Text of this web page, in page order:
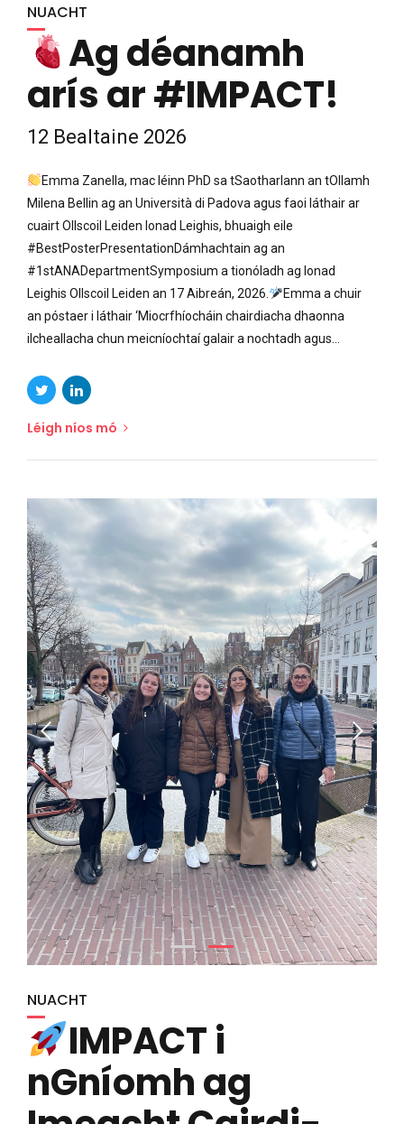
NUACHT
Ag déanamh
arís ar #IMPACT!
12 Bealtaine 2026
Emma Zanella, mac léinn PhD sa tSaotharlann an tOllamh
Milena Bellin ag an Università di Padova agus faoi láthair ar
cuairt Ollscoil Leiden Ionad Leighis, bhuaigh eile
#BestPosterPresentationDámhachtain ag an
#1stANADepartmentSymposium a tionóladh ag Ionad
Leighis Ollscoil Leiden an 17 Aibreán, 2026.
Emma a chuir
an póstaer i láthair ‘Miocrfhíocháin chairdiacha dhaonna
ilcheallacha chun meicníochtaí galair a nochtadh agus...
Léigh níos mó
NUACHT
IMPACT i
nGníomh ag